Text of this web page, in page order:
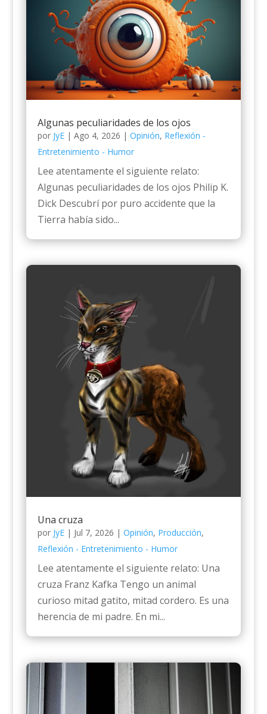
Algunas peculiaridades de los ojos
por JyE| Ago 4, 2026 | Opinión, Reflexión -
Entretenimiento - Humor
Lee atentamente el siguiente relato:
Algunas peculiaridades de los ojos Philip K.
Dick Descubrí por puro accidente que la
Tierra había sido...
Una cruza
por JyE| Jul 7, 2026 | Opinión, Producción,
Reflexión - Entretenimiento - Humor
Lee atentamente el siguiente relato: Una
cruza Franz Kafka Tengo un animal
curioso mitad gatito, mitad cordero. Es una
herencia de mi padre. En mi...